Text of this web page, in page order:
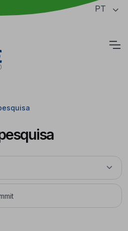
da página PT